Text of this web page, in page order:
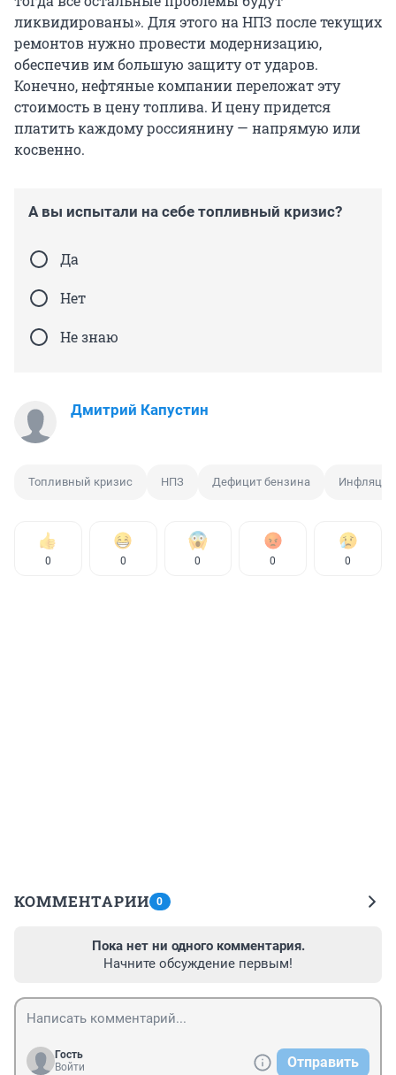
ликвидированы». Для этого на НПЗ после текущих
ремонтов нужно провести модернизацию,
обеспечив им большую защиту от ударов.
Конечно, нефтяные компании переложат эту
стоимость в цену топлива. И цену придется
платить каждому россиянину — напрямую или
косвенно.
А вы испытали на себе топливный кризис?
Да
Нет
Не знаю
Дмитрий Капустин
Топливный кризис НПЗ Дефицит бензина Инфляция
0 0 0 0 0
КОММЕНТАРИИ 0
Пока нет ни одного комментария.
Начните обсуждение первым!
Гость
Войти
Отправить